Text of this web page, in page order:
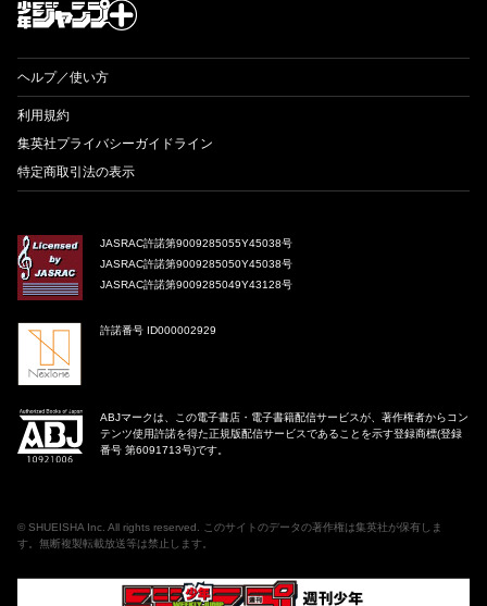
ヘルプ／使い方
利用規約
集英社プライバシーガイドライン
特定商取引法の表示
JASRAC許諾第9009285055Y45038号
JASRAC許諾第9009285050Y45038号
JASRAC許諾第9009285049Y43128号
許諾番号 ID000002929
ABJマークは、この電子書店・電子書籍配信サービスが、著作権者からコン
テンツ使用許諾を得た正規版配信サービスであることを示す登録商標(登録
番号 第6091713号)です。
© SHUEISHA Inc . All rights reserved. このサイトのデータの著作権は集英社が保有しま
す。無断複製転載放送等は禁止します。